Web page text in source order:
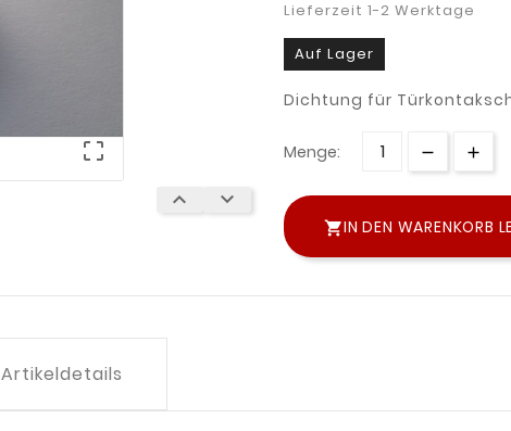



Lieferzeit 1-2 Werktage
Auf Lager
Dichtung für
Menge:
IN DEN WARENKORB
Artikeldetails